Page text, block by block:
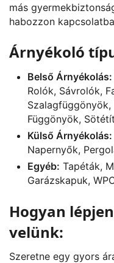
más
habozzon
Árnyékoló
Belső Árnyékolás:
Rolók, Sávrolók,
Függönyök,
Külső Árnyékolás:
Napernyők,
Egyéb: Tapéták,
Garázskapuk,
Hogyan
velünk:
Szeretne egy gyors